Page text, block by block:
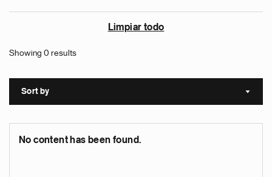
Limpiar todo
Showing 0 results
Sort by Sort
No content has been found.